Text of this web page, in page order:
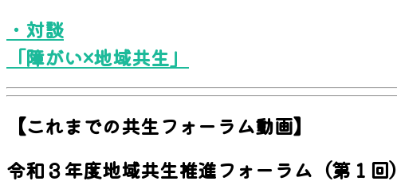
・対談
「障がい×地域共生」
【これまでの共生フォーラム動画】
令和３年度地域共生推進フォーラム（第１回）